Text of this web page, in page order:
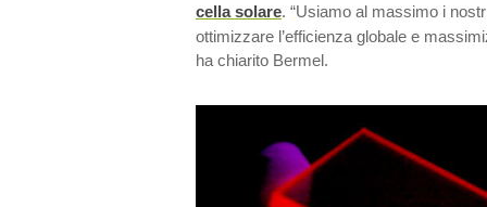
cella solare. “Usiamo al massimo i
ottimizzare l’efficienza globale e
ha chiarito Bermel.